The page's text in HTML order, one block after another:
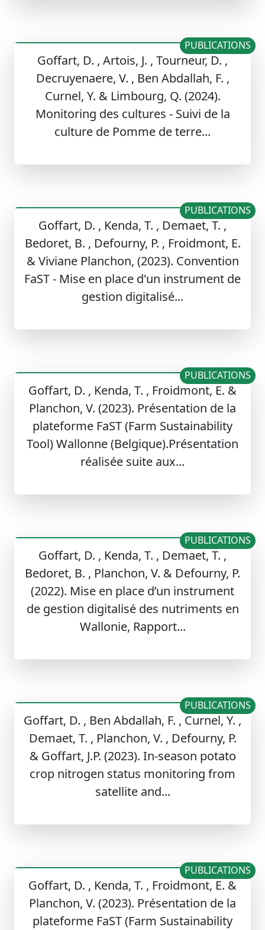
Goffart, D. , Artois, J. , Tourneur, D. ,
Decruyenaere, V. , Ben Abdallah, F. ,
Curnel, Y. & Limbourg, Q. (2024).
Monitoring des cultures - Suivi de la
culture de Pomme de terre...
PUBLICATIONS
Goffart, D. , Kenda, T. , Demaet, T. ,
Bedoret, B. , Defourny, P. , Froidmont, E.
& Viviane Planchon, (2023). Convention
FaST - Mise en place d'un instrument de
gestion digitalisé...
PUBLICATIONS
Goffart, D. , Kenda, T. , Froidmont, E. &
Planchon, V. (2023). Présentation de la
plateforme FaST (Farm Sustainability
Tool) Wallonne (Belgique).Présentation
réalisée suite aux...
PUBLICATIONS
Goffart, D. , Kenda, T. , Demaet, T. ,
Bedoret, B. , Planchon, V. & Defourny, P.
(2022). Mise en place d’un instrument
de gestion digitalisé des nutriments en
Wallonie, Rapport...
PUBLICATIONS
Goffart, D. , Ben Abdallah, F. , Curnel, Y. ,
Demaet, T. , Planchon, V. , Defourny, P.
& Goffart, J.P. (2023). In-season potato
crop nitrogen status monitoring from
satellite and...
PUBLICATIONS
Goffart, D. , Kenda, T. , Froidmont, E. &
Planchon, V. (2023). Présentation de la
plateforme FaST (Farm Sustainability
PUBLICATIONS